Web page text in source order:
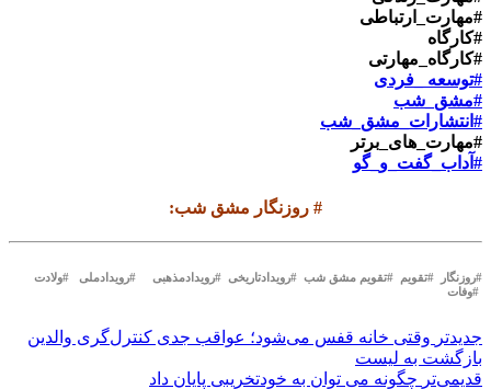
#مهارت_ارتباطی
#کارگاه
#کارگاه_مهارتی
#توسعه _فردی
#مشق_شب
#انتشارات_مشق_شب
#مهارت_های_برتر
#آداب_گفت_و_گو
# روزنگار مشق شب:
#روزنگار #تقویم #تقویم مشق شب #رویدادتاریخی #رویدادمذهبی #رویدادملی #ولادت
#وفات
جدیدتر وقتی خانه قفس می‌شود؛ عواقب جدی کنترل‌گری والدین
بازگشت بە لیست
قدیمی‌تر چگونه می توان به خودتخریبی پایان داد